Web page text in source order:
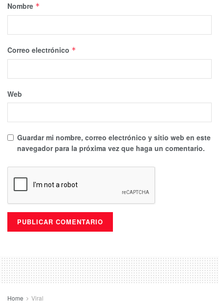
Nombre *
Correo electrónico *
Web
Guardar mi nombre, correo electrónico y sitio web en este
navegador para la próxima vez que haga un comentario.
Home Viral